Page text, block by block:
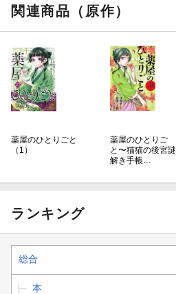
関連商品（原作）
薬屋のひとりごと
（1）
薬屋のひとりご
と〜猫猫の後宮謎
解き手帳…
ランキング
総合
本